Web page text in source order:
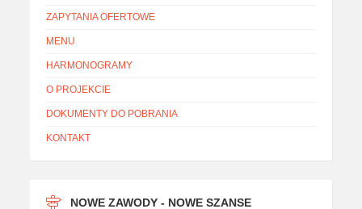
ZAPYTANIA OFERTOWE
MENU
HARMONOGRAMY
O PROJEKCIE
DOKUMENTY DO POBRANIA
KONTAKT
NOWE ZAWODY - NOWE SZANSE